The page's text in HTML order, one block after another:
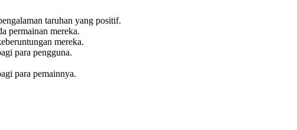
taruhan yang positif.
permainan mereka.
mereka.
para pengguna.
para pemainnya.